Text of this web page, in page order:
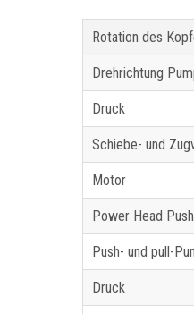
Rotation des
Drehrichtung
Druck
Schiebe- und
Motor
Power Head
Push- und pull-
Druck